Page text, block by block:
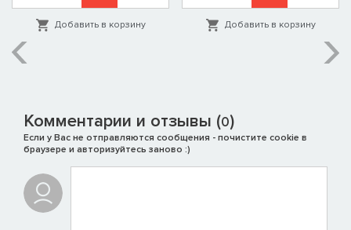
Добавить в корзину Добавить в корзину
Комментарии и отзывы (0)
Если у Вас не отправляются сообщения - почистите cookie в
браузере и авторизуйтесь заново :)